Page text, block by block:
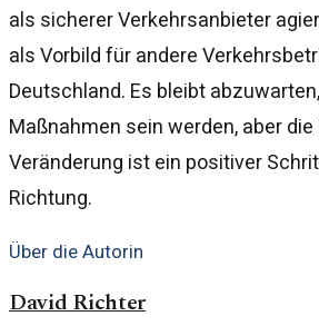
als sicherer Verkehrsanbieter
als Vorbild für andere
Deutschland. Es bleibt
Maßnahmen sein werden, aber
Veränderung ist ein positiver
Richtung.
Über die Autorin
David Richter